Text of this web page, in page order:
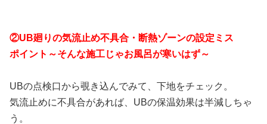
②UB廻りの気流止め不具合・断熱ゾーンの設定ミス
ポイント～そんな施工じゃお風呂が寒いはず～
UBの点検口から覗き込んでみて、下地をチェック。
気流止めに不具合があれば、UBの保温効果は半減しちゃ
う。